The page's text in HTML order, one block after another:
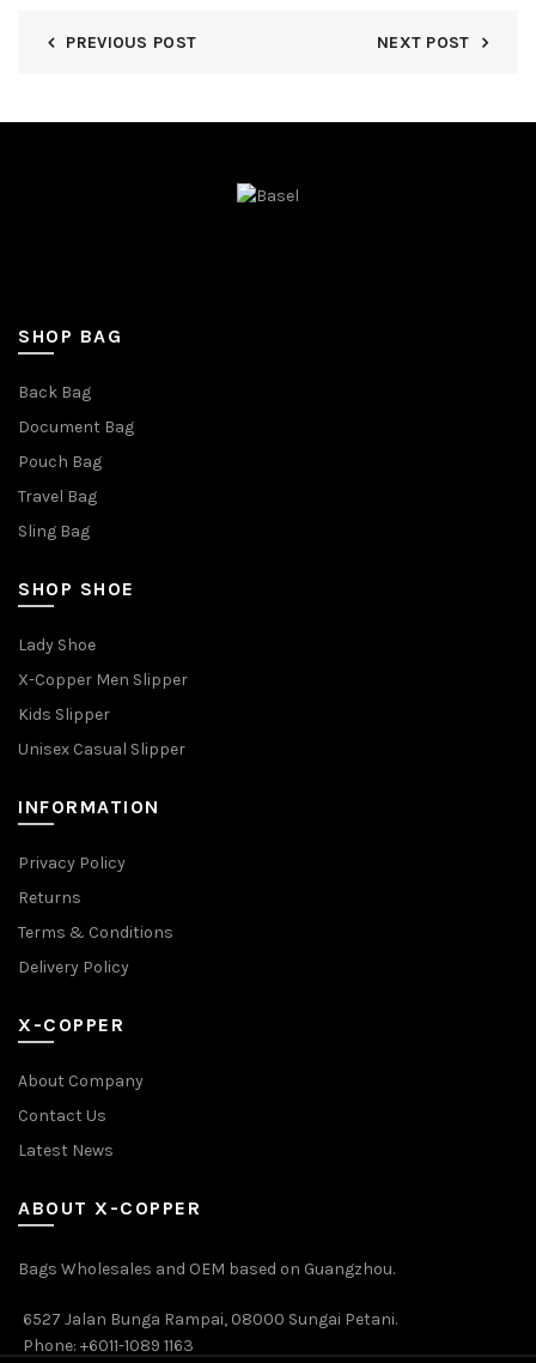
PREVIOUS POST NEXT POST
SHOP BAG
Back Bag
Document Bag
Pouch Bag
Travel Bag
Sling Bag
SHOP SHOE
Lady Shoe
X-Copper Men Slipper
Kids Slipper
Unisex Casual Slipper
INFORMATION
Privacy Policy
Returns
Terms & Conditions
Delivery Policy
X-COPPER
About Company
Contact Us
Latest News
ABOUT X-COPPER
Bags Wholesales and OEM based on Guangzhou.
6527 Jalan Bunga Rampai, 08000 Sungai Petani.
Phone: +6011-1089 1163